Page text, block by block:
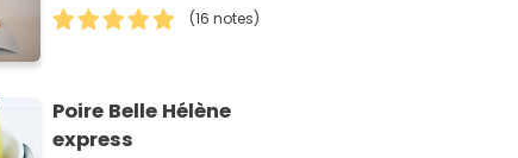
(16 notes)
Poire Belle Hélène
express